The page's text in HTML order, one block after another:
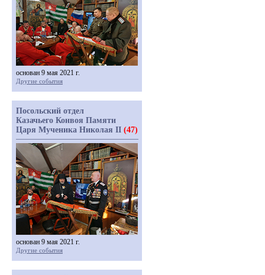
основан 9 мая 2021 г.
Другие события
Посольский отдел
Казачьего Конвоя Памяти
Царя Мученика Николая II (47)
основан 9 мая 2021 г.
Другие события